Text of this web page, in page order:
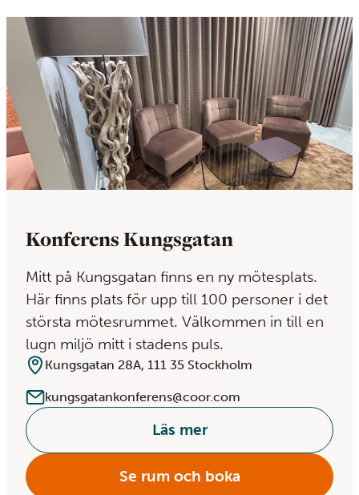
Konferens Kungsgatan
Mitt på Kungsgatan finns en ny mötesplats.
Här finns plats för upp till 100 personer i det
största mötesrummet. Välkommen in till en
lugn miljö mitt i stadens puls.
Kungsgatan 28A, 111 35 Stockholm
kungsgatankonferens@coor.com
Läs mer
Se rum och boka